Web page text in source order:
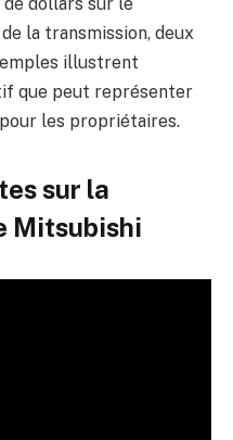
la transmission, deux
illustrent
que peut représenter
pour les propriétaires.
sur la
Mitsubishi